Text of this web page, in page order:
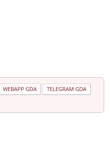
WEBAPP GDA
TELEGRAM GDA